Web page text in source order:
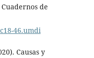
de
46.umdi
Causas y